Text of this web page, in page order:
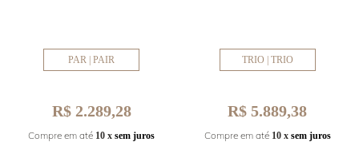
PAR | PAIR
R$ 2.289,28
Compre em até 10 x sem juros
TRIO | TRIO
R$ 5.889,38
Compre em até 10 x sem juros